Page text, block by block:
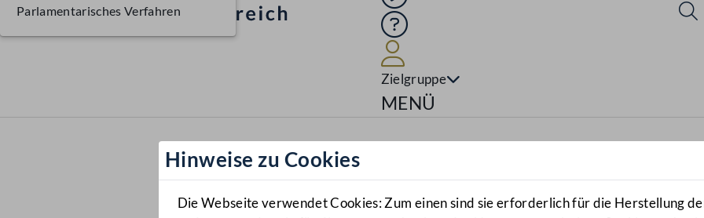
Hilfe
Zielgruppe
Navigationsmenü öffnen
MENÜ
Hinweise zu Cookies
Die Webseite verwendet Cookies: Zum einen sind sie erforderlich für die Herstellung
Parlamentarisches Verfahren